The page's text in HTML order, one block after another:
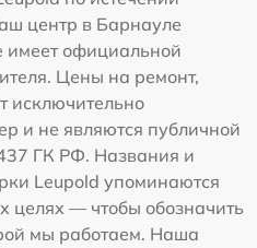
центр в Барнауле
имеет официальной
Цены на ремонт,
исключительно
и не являются публичной
ГК РФ. Названия и
Leupold упоминаются
целях — чтобы обозначить
мы работаем. Наша